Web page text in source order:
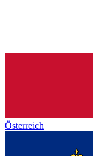
Österreich